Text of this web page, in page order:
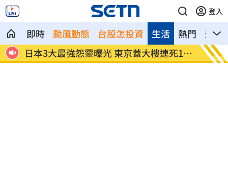
登入
即時 颱風動態 台股怎投資 熱門 影音
生活
14
朴娜勑前經紀人遭起訴 曾索取巨額封口
費
日防
相